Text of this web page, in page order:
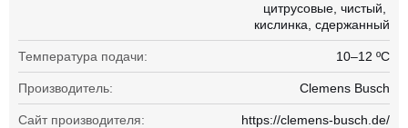
цитрусовые чистый
кислинка сдержанный
Температура подачи: 10–12 ºC
Производитель: Clemens Busch
Сайт производителя: https://clemens-busch.de/